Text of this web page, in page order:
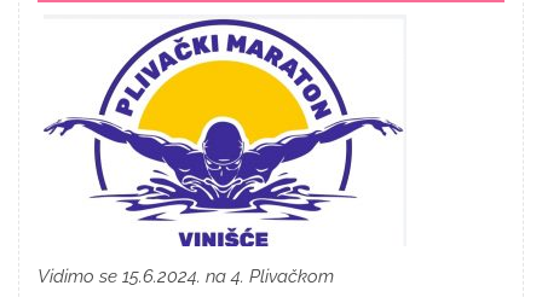
Vidimo se 15.6.2024. na 4. Plivačkom